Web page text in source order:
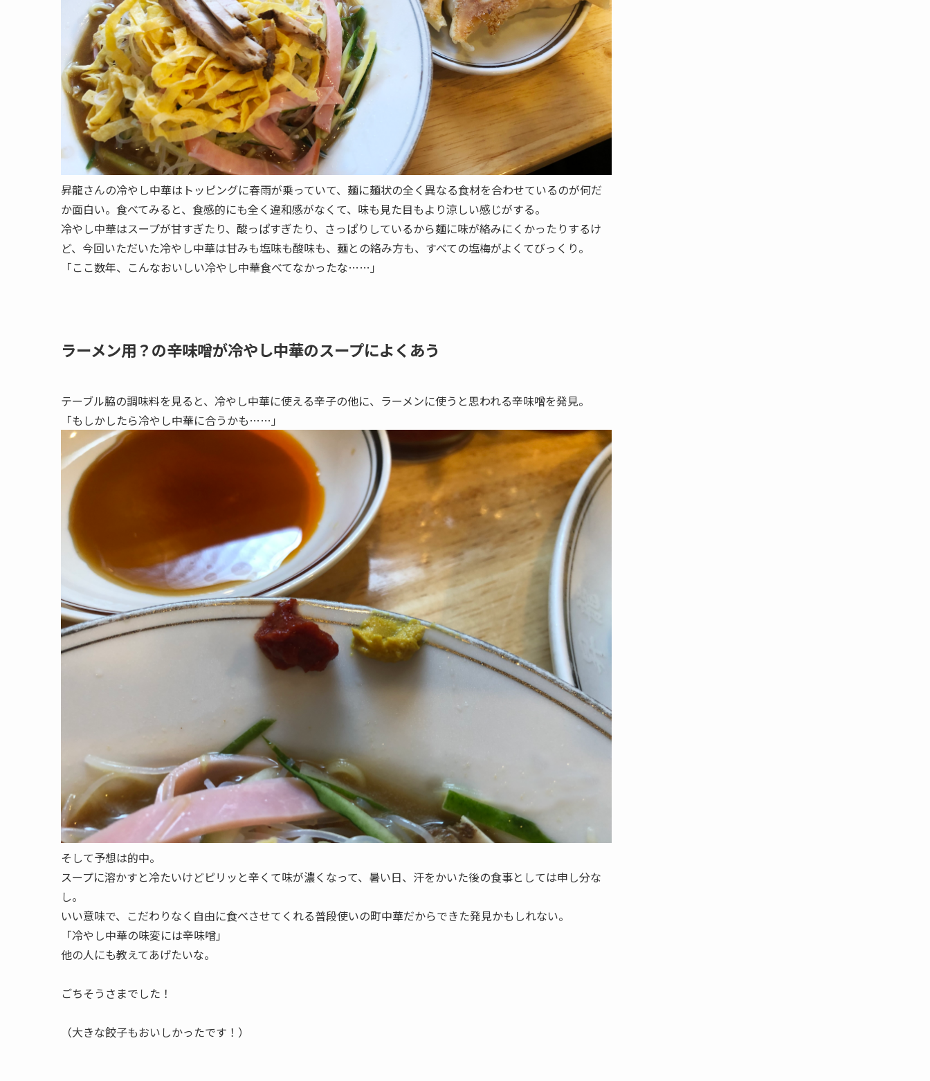
昇龍さんの冷やし中華はトッピングに春雨が乗っていて、麺に麺状の全く異なる食材を合わせているのが何だ
か面白い。食べてみると、食感的にも全く違和感がなくて、味も見た目もより涼しい感じがする。
冷やし中華はスープが甘すぎたり、酸っぱすぎたり、さっぱりしているから麺に味が絡みにくかったりするけ
ど、今回いただいた冷やし中華は甘みも塩味も酸味も、麺との絡み方も、すべての塩梅がよくてびっくり。
「ここ数年、こんなおいしい冷やし中華食べてなかったな……」
ラーメン用？の辛味噌が冷やし中華のスープによくあう
テーブル脇の調味料を見ると、冷やし中華に使える辛子の他に、ラーメンに使うと思われる辛味噌を発見。
「もしかしたら冷やし中華に合うかも……」
そして予想は的中。
スープに溶かすと冷たいけどピリッと辛くて味が濃くなって、暑い日、汗をかいた後の食事としては申し分な
し。
いい意味で、こだわりなく自由に食べさせてくれる普段使いの町中華だからできた発見かもしれない。
「冷やし中華の味変には辛味噌」
他の人にも教えてあげたいな。
ごちそうさまでした！
（大きな餃子もおいしかったです！）